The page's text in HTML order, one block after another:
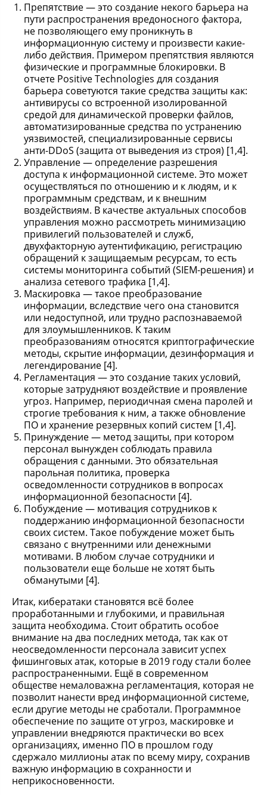
Препятствие — это создание некого барьера на
пути распространения вредоносного фактора,
не позволяющего ему проникнуть в
информационную систему и произвести какие-
либо действия. Примером препятствия являются
физические и программные блокировки. В
отчете Positive Technologies для создания
барьера советуются такие средства защиты как:
антивирусы со встроенной изолированной
средой для динамической проверки файлов,
автоматизированные средства по устранению
уязвимостей, специализированные сервисы
анти-DDoS (защита от выведения из строя) [1,4].
Управление — определение разрешения
доступа к информационной системе. Это может
осуществляться по отношению и к людям, и к
программным средствам, и к внешним
воздействиям. В качестве актуальных способов
управления можно рассмотреть минимизацию
привилегий пользователей и служб,
двухфакторную аутентификацию, регистрацию
обращений к защищаемым ресурсам, то есть
системы мониторинга событий (SIEM-решения) и
анализа сетевого трафика [1,4].
Маскировка — такое преобразование
информации, вследствие чего она становится
или недоступной, или трудно распознаваемой
для злоумышленников. К таким
преобразованиям относятся криптографические
методы, скрытие информации, дезинформация и
легендирование [4].
Регламентация — это создание таких условий,
которые затрудняют воздействие и проявление
угроз. Например, периодичная смена паролей и
строгие требования к ним, а также обновление
ПО и хранение резервных копий систем [1,4].
Принуждение — метод защиты, при котором
персонал вынужден соблюдать правила
обращения с данными. Это обязательная
парольная политика, проверка
осведомленности сотрудников в вопросах
информационной безопасности [4].
Побуждение — мотивация сотрудников к
поддержанию информационной безопасности
своих систем. Такое побуждение может быть
связано с внутренними или денежными
мотивами. В любом случае сотрудники и
пользователи еще больше не хотят быть
обманутыми [4].
Итак, кибератаки становятся всё более
проработанными и глубокими, и правильная
защита необходима. Стоит обратить особое
внимание на два последних метода, так как от
неосведомленности персонала зависит успех
фишинговых атак, которые в 2019 году стали более
распространенными. Ещё в современном
обществе немаловажна регламентация, которая не
позволит нанести вред информационной системе,
если другие методы не сработали. Программное
обеспечение по защите от угроз, маскировке и
управлении внедряются практически во всех
организациях, именно ПО в прошлом году
сдержало миллионы атак по всему миру, сохранив
важную информацию в сохранности и
неприкосновенности.